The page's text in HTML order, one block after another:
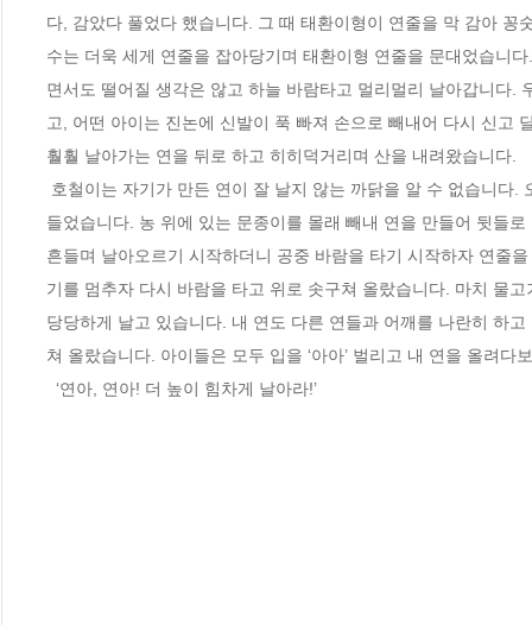
다, 감았다 풀었다 했습니다. 그 때 태환이형이 연줄을 막 감아
수는 더욱 세게 연줄을 잡아당기며 태환이형 연줄을 문대었습니
면서도 떨어질 생각은 않고 하늘 바람타고 멀리멀리 날아갑니다.
고, 어떤 아이는 진논에 신발이 푹 빠져 손으로 빼내어 다시 신고
훨훨 날아가는 연을 뒤로 하고 히히덕거리며 산을 내려왔습니다.
들었습니다. 농 위에 있는 문종이를 몰래 빼내 연을 만들어 뒷들
흔들며 날아오르기 시작하더니 공중 바람을 타기 시작하자 연줄
기를 멈추자 다시 바람을 타고 위로 솟구쳐 올랐습니다. 마치 물
당당하게 날고 있습니다. 내 연도 다른 연들과 어깨를 나란히 하
쳐 올랐습니다. 아이들은 모두 입을 ‘아아’ 벌리고 내 연을 올려다
  ‘연아, 연아! 더 높이 힘차게 날아라!’